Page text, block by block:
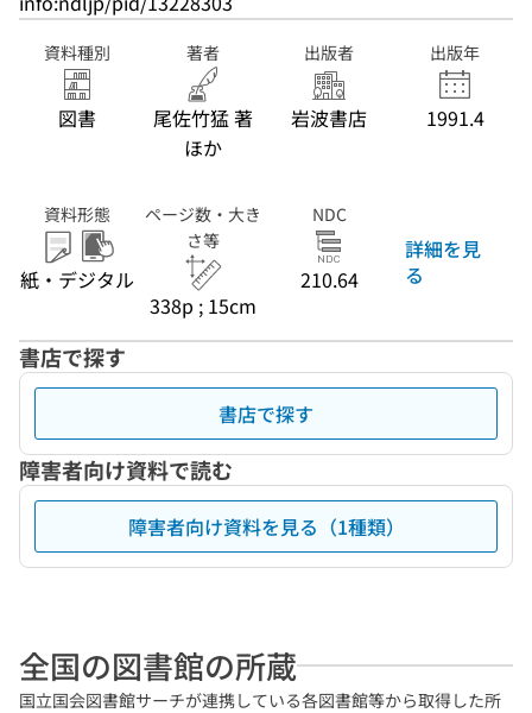
資料種別
図書
著者
尾佐竹猛 著
ほか
出版者
岩波書店
出版年
1991.4
資料形態
紙・デジタル
ページ数・大き
さ等
338p ; 15cm
NDC
210.64
詳細を見
る
書店で探す
書店で探す
障害者向け資料で読む
障害者向け資料を見る（1種類）
全国の図書館の所蔵
国立国会図書館サーチが連携している各図書館等から取得した所